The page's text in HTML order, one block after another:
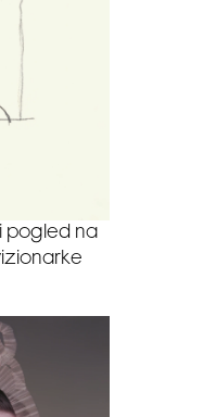
pogled na